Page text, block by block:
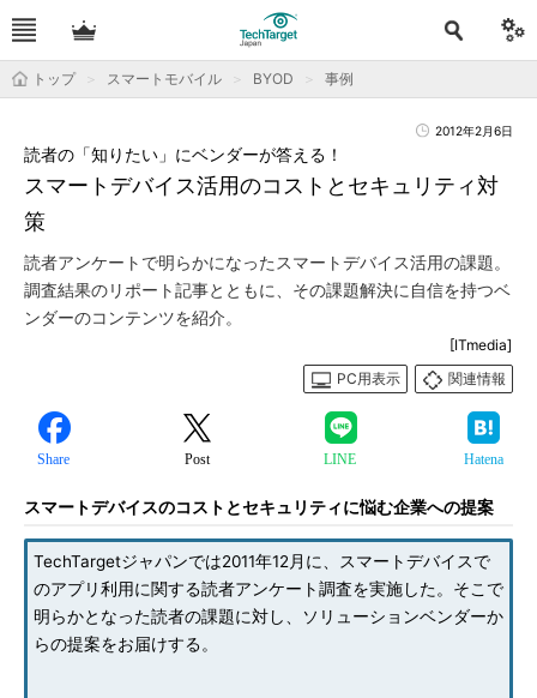
トップ スマートモバイル BYOD 事例
2012年2月6日
スマートデバイス活用のコストとセキュリティ対
策
読者の「知りたい」にベンダーが答える！
読者アンケートで明らかになったスマートデバイス活用の課題。
調査結果のリポート記事とともに、その課題解決に自信を持つベ
ンダーのコンテンツを紹介。
[ITmedia]
PC用表示
関連情報
Share Post LINE Hatena
スマートデバイスのコストとセキュリティに悩む企業への提案
TechTargetジャパンでは2011年12月に、スマートデバイスで
のアプリ利用に関する読者アンケート調査を実施した。そこで
明らかとなった読者の課題に対し、ソリューションベンダーか
らの提案をお届けする。